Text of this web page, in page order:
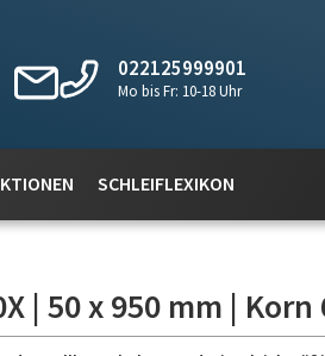
022125999901
Mo bis Fr: 10-18 Uhr
SCHLEIFLEXIKON
| 50 x 950 mm | Korn